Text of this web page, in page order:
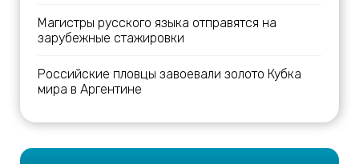
Магистры русского языка отправятся на
зарубежные стажировки
Российские пловцы завоевали золото Кубка
мира в Аргентине